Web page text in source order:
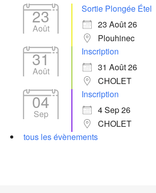
23
Août
Sortie Plongée Étel
23 Août 26
Plouhinec
31
Août
Inscription
31 Août 26
CHOLET
04
Sep
Inscription
4 Sep 26
CHOLET
tous les évènements